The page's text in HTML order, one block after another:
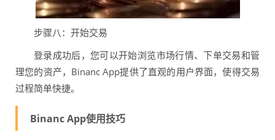
步骤八：开始交易
登录成功后，您可以开始浏览市场行情、下单交易和管
理您的资产，Binanc App提供了直观的用户界面，使得交易
过程简单快捷。
Binanc App使用技巧